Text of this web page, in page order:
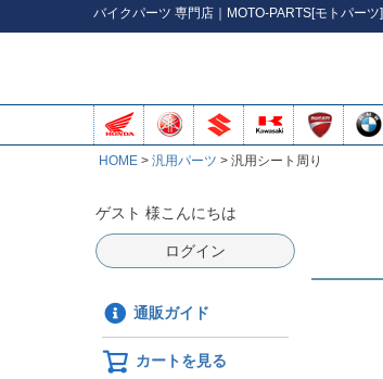
バイクパーツ 専門店｜MOTO-PARTS[モトパーツ]
HOME 汎用パーツ 汎用シート周り
ゲスト 様こんにちは
ログイン
通販ガイド
カートを見る